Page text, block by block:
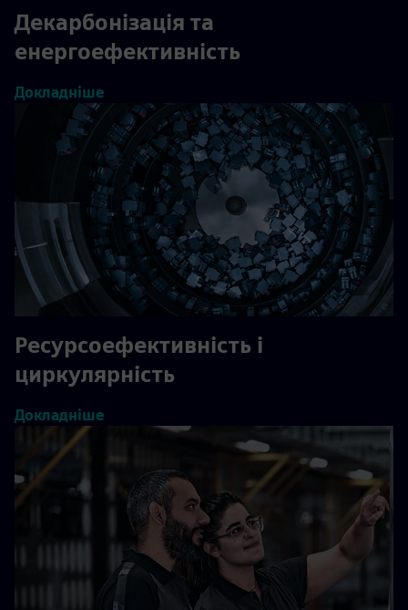
Декарбонізація та
енергоефективність
Докладніше
Ресурсоефективність і
циркулярність
Докладніше